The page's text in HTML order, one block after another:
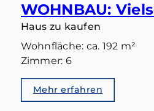
Haus zu kaufen
Wohnfläche: ca. 192 m²
Zimmer: 6
Mehr erfahren